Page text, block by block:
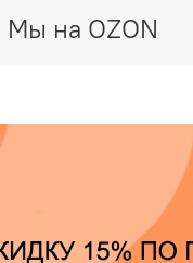
Мы на OZON